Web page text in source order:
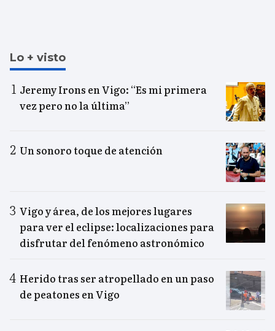
Lo + visto
Jeremy Irons en Vigo: “Es mi primera
vez pero no la última”
Un sonoro toque de atención
Vigo y área, de los mejores lugares
para ver el eclipse: localizaciones para
disfrutar del fenómeno astronómico
Herido tras ser atropellado en un paso
de peatones en Vigo